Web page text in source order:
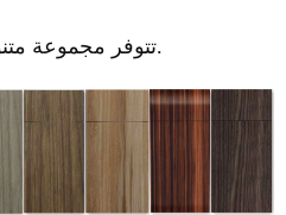
تتوفر مجموعة متنوعة من الألوان للوحة الباب.